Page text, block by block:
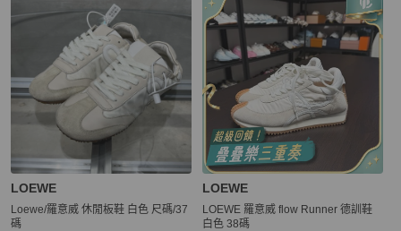
LOEWE
Loewe/羅意威 休閒板鞋 白色 尺碼/37
碼
LOEWE
LOEWE 羅意威 flow Runner 德訓鞋
白色 38碼